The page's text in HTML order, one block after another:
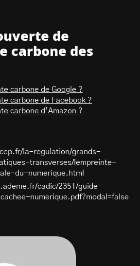
de
carbone des
carbone de Google ?
carbone de Facebook ?
carbone d’Amazon ?
la-regulation/grands-
transverses/lempreinte-
du-numerique.html
cadic/2351/guide-
numerique.pdf?modal=false